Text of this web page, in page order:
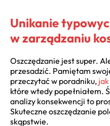
Unikanie
w zarządzaniu
Oszczędzanie jest super.
przesadzić. Pamiętam
przeczytać w poradniku,
które wtedy popełniałem.
analizy konsekwencji to
Skuteczne oszczędzanie
skąpstwie.